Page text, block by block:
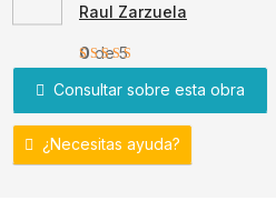
Raul Zarzuela
0de 5
Consultar sobre esta obra
¿Necesitas ayuda?